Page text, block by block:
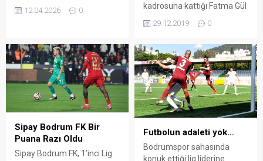
berabere kalarak bir puana
12.04.2026 0
kadrosuna kattığı Fatma Gül
daha da güçlendirdi. Türkiye
Liginin ilk yarısını 2. olarak
tamamlayan Yalıkavakspor,
Kastamonu
Belediyespor’dan Fatma Gül
Sakızcan’ı transfer etti. Bu
transferle ligin ilk yarısında
güçlendiren Yalıkvakspor
yönetimi, Süperlig ve
Türkiye kupasında
29.12.2019 0
Sipay Bodrum FK Bir
Puana Razı Oldu
Sipay Bodrum FK, 1’inci Lig
Futbolun adaleti yok…
Bodrumspor sahasında
konuk ettiği lig liderine